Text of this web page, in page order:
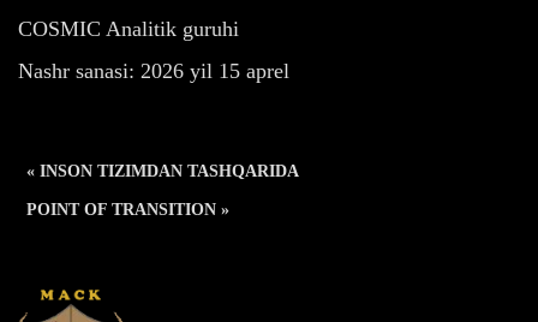
COSMIC Analitik guruhi
Nashr sanasi: 2026 yil 15 aprel
« INSON TIZIMDAN TASHQARIDA
POINT OF TRANSITION »